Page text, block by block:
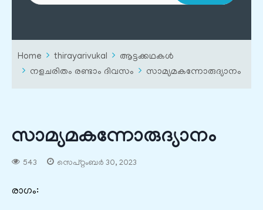
Home thirayarivukal
ആട്ടക്കഥകൾ
നളചരിതം രണ്ടാം ദിവസം
സാമ്യമകന്നോരുദ്യാനം
സാമ്യമകന്നോരുദ്യാനം
543 സെപ്റ്റംബർ 30, 2023
രാഗം: